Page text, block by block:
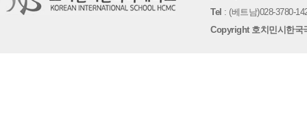
Tel : (베트남)028-3780-
Copyright 호치민시한국